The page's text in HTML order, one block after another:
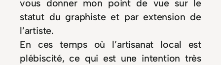
vous donner mon point de vue sur le
statut du graphiste et par extension de
l’artiste.
En ces temps où l’artisanat local est
plébiscité, ce qui est une intention très